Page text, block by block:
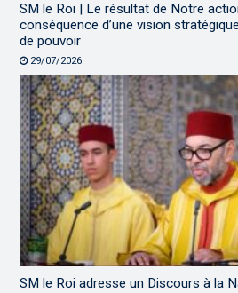
SM le Roi | Le résultat de Notre
conséquence d’une vision
de pouvoir
29/07/2026
SM le Roi adresse un Discours à la